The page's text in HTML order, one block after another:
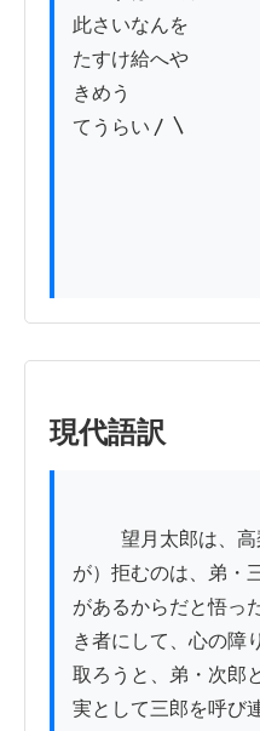
此さいなんを
たすけ給へや
きめう
てうらい〳〵
現代語訳
が）拒むのは、弟・
があるからだと悟っ
き者にして、心の障
取ろうと、弟・次郎
実として三郎を呼び